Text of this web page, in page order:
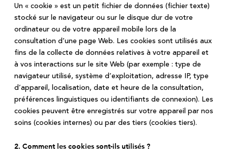
Un « cookie » est un petit fichier de données (fichier texte)
stocké sur le navigateur ou sur le disque dur de votre
ordinateur ou de votre appareil mobile lors de la
consultation d’une page Web. Les cookies sont utilisés aux
fins de la collecte de données relatives à votre appareil et
à vos interactions sur le site Web (par exemple : type de
navigateur utilisé, système d’exploitation, adresse IP, type
d’appareil, localisation, date et heure de la consultation,
préférences linguistiques ou identifiants de connexion). Les
cookies peuvent être enregistrés sur votre appareil par nos
soins (cookies internes) ou par des tiers (cookies tiers).
2. Comment les cookies sont-ils utilisés ?